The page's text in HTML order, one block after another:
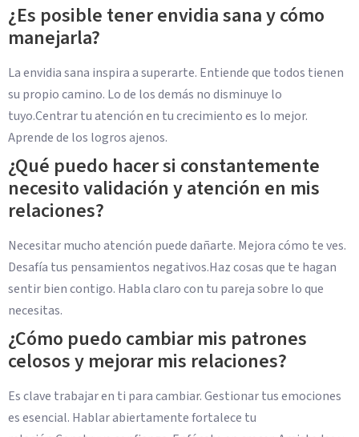
¿Es posible tener envidia sana y cómo
manejarla?
La envidia sana inspira a superarte. Entiende que todos tienen
su propio camino. Lo de los demás no disminuye lo
tuyo.Centrar tu atención en tu crecimiento es lo mejor.
Aprende de los logros ajenos.
¿Qué puedo hacer si constantemente
necesito validación y atención en mis
relaciones?
Necesitar mucho atención puede dañarte. Mejora cómo te ves.
Desafía tus pensamientos negativos.Haz cosas que te hagan
sentir bien contigo. Habla claro con tu pareja sobre lo que
necesitas.
¿Cómo puedo cambiar mis patrones
celosos y mejorar mis relaciones?
Es clave trabajar en ti para cambiar. Gestionar tus emociones
es esencial. Hablar abiertamente fortalece tu